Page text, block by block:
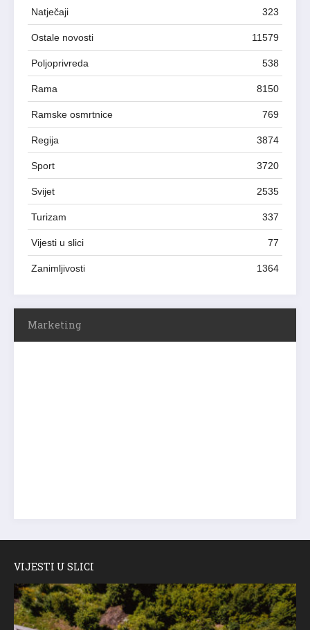
Natječaji 323
Ostale novosti 11579
Poljoprivreda 538
Rama 8150
Ramske osmrtnice 769
Regija 3874
Sport 3720
Svijet 2535
Turizam 337
Vijesti u slici 77
Zanimljivosti 1364
Marketing
VIJESTI U SLICI